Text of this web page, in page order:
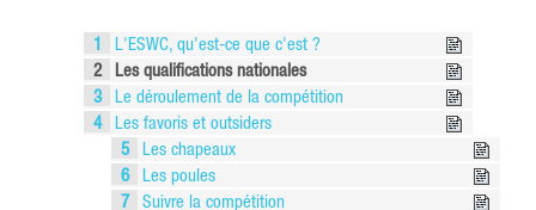
1
L'ESWC, qu'est-ce que c'est ?
2
Les qualifications nationales
3
Le déroulement de la compétition
4
Les favoris et outsiders
5
Les chapeaux
6
Les poules
7
Suivre la compétition